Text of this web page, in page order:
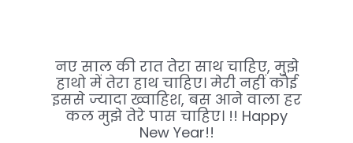
नए साल की रात तेरा साथ चाहिए, मुझे
हाथो में तेरा हाथ चाहिए। मेरी नहीं कोई
इससे ज्यादा ख्वाहिश, बस आने वाला हर
कल मुझे तेरे पास चाहिए। !! Happy
New Year!!